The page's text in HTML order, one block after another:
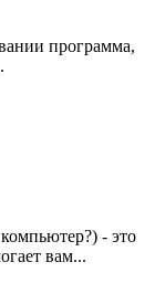
программа,
- это
вам...